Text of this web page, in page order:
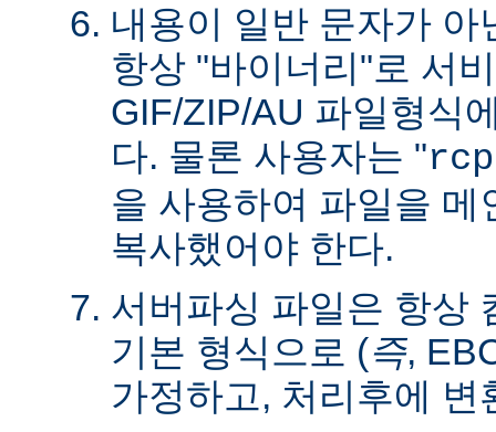
내용이 일반 문자가 아
항상 "바이너리"로 서
GIF/ZIP/AU 파일형식
다. 물론 사용자는 "
을 사용하여 파일을 메
복사했어야 한다.
서버파싱 파일은 항상
기본 형식으로 (즉,
가정하고, 처리후에 변